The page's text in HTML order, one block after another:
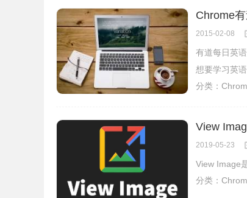
Chrome
2015-02-08
有道每日英
想要学习英
分类：
View
2019-05-23
View Image
分类：